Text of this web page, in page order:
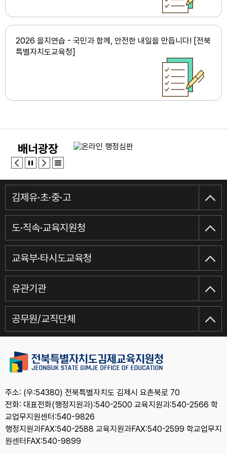
2026 을지연습 - 국민과 함께‚ 안전한 내일을 만듭니다! [전북
특별자치도교육청]
배너광장
김제유·초·중·고
도·직속·교육지원청
교육부·타시도교육청
유관기관
공무원/교직단체
주소: (우:54380) 전북특별자치도 김제시 요촌북로 70
전화: 대표전화(행정지원과):540-2500 교육지원과:540-2566 학
교업무지원센터:540-9826
행정지원과FAX:540-2588 교육지원과FAX:540-2599 학교업무지
원센터FAX:540-9899